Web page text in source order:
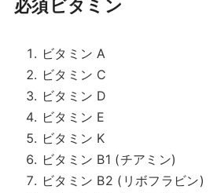
必須ビタミン
ビタミン A
ビタミン C
ビタミン D
ビタミン E
ビタミン K
ビタミン B1 (チアミン)
ビタミン B2 (リボフラビン)